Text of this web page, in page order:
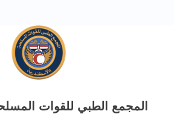
المجمع الطبي للقوات المسلحة